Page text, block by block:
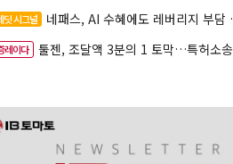
딧 시그널 네패스, AI 수혜에도 레버리지 부담 여전
레이다 툴젠, 조달액 3분의 1 토막…특허소송 비용부터 챙긴다